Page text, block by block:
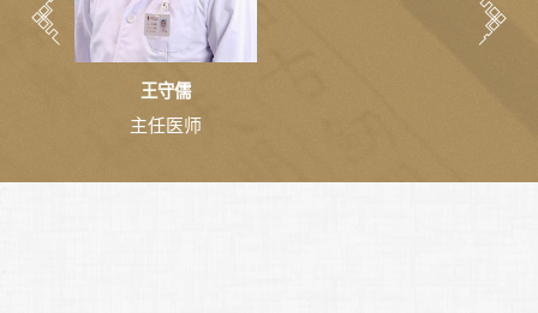
王守儒
主任医师